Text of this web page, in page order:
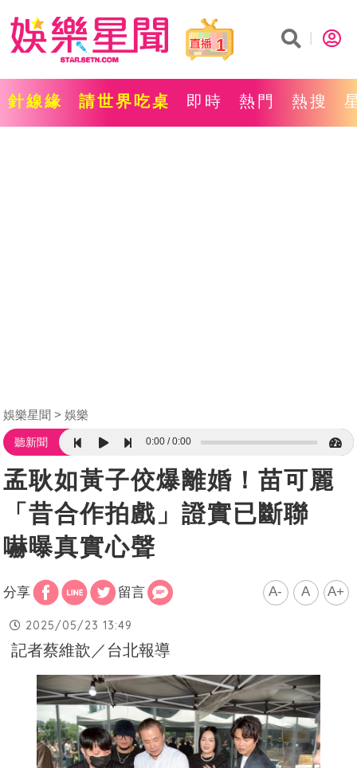
1
針線緣 請世界吃桌 即時 熱門 熱搜
娛樂星聞 娛樂
聽新聞 0:00 0:00
孟耿如黃子佼爆離婚！苗可麗
「昔合作拍戲」證實已斷聯
嚇曝真實心聲
分享 留言 A- A A+
2025/05/23 13:49
記者蔡維歆／台北報導